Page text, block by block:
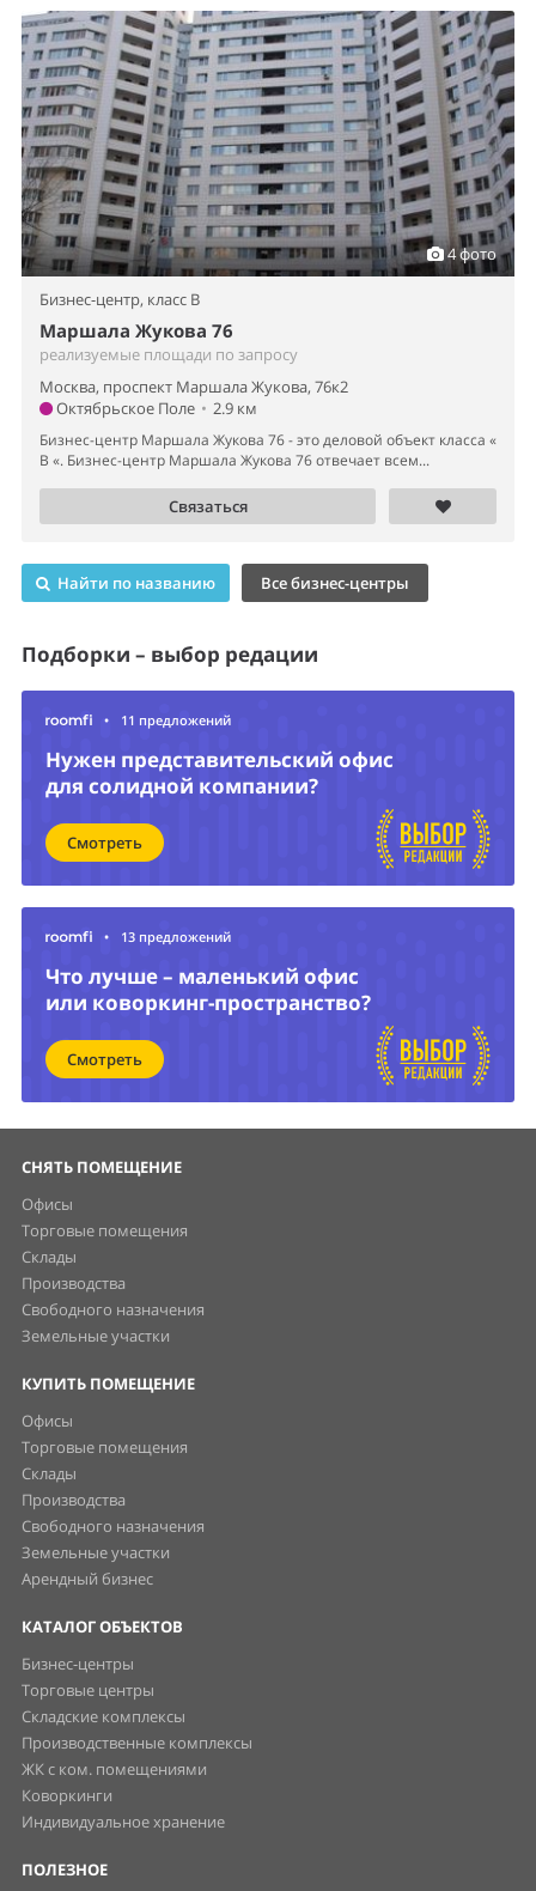
4 фото
Бизнес-центр, класс B
Маршала Жукова 76
реализуемые площади по запросу
Москва, проспект Маршала Жукова, 76к2
Октябрьское Поле • 2.9 км
Бизнес-центр Маршала Жукова 76 - это деловой объект класса «
B «. Бизнес-центр Маршала Жукова 76 отвечает всем...
Связаться
Найти по названию Все бизнес-центры
Подборки – выбор редации
• 11 предложений
Нужен представительский офис
для солидной компании?
Смотреть
• 13 предложений
Что лучше – маленький офис
или коворкинг-пространство?
Смотреть
СНЯТЬ ПОМЕЩЕНИЕ
Офисы
Торговые помещения
Склады
Производства
Свободного назначения
Земельные участки
КУПИТЬ ПОМЕЩЕНИЕ
Офисы
Торговые помещения
Склады
Производства
Свободного назначения
Земельные участки
Арендный бизнес
КАТАЛОГ ОБЪЕКТОВ
Бизнес-центры
Торговые центры
Складские комплексы
Производственные комплексы
ЖК с ком. помещениями
Коворкинги
Индивидуальное хранение
ПОЛЕЗНОЕ